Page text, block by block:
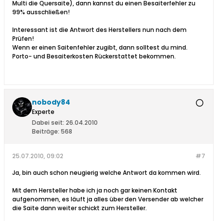
Multi die Quersaite), dann kannst du einen Besaiterfehler zu
99% ausschließen!
Interessant ist die Antwort des Herstellers nun nach dem
Prüfen!
Wenn er einen Saitenfehler zugibt, dann solltest du mind.
Porto- und Besaiterkosten Rückerstattet bekommen.
nobody84
Experte
Dabei seit: 26.04.2010
Beiträge: 568
#7
25.07.2010, 09:02
Ja, bin auch schon neugierig welche Antwort da kommen wird.
Mit dem Hersteller habe ich ja noch gar keinen Kontakt
aufgenommen, es läuft ja alles über den Versender ab welcher
die Saite dann weiter schickt zum Hersteller.